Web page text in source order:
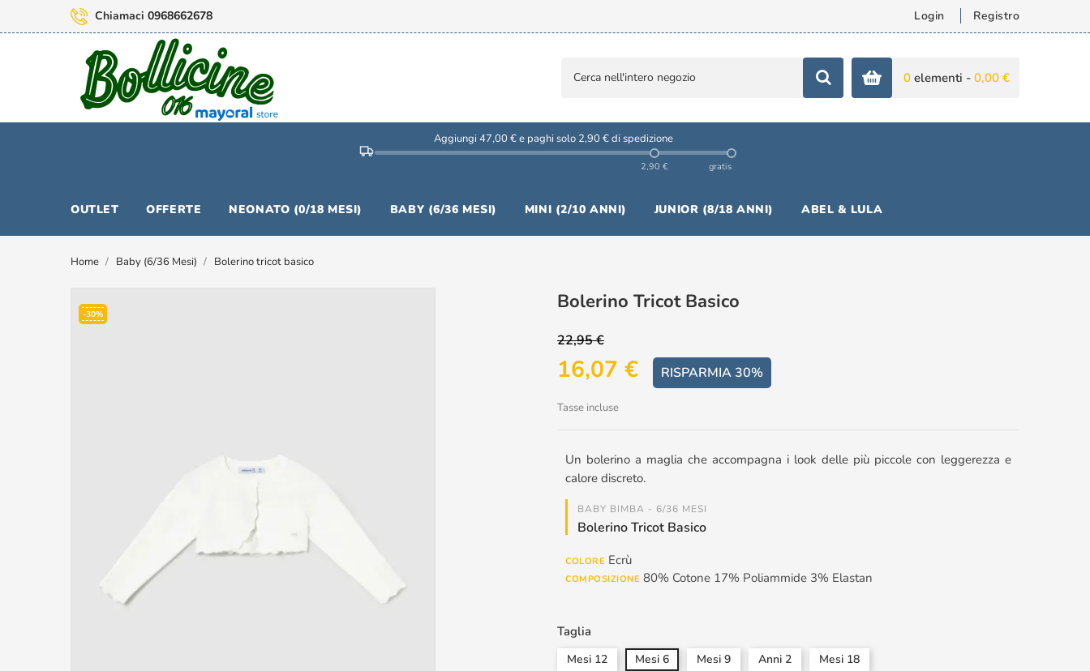
Chiamaci 0968662678 Login Registro
0 elementi - 0,00 €
Aggiungi 47,00 € e paghi solo 2,90 € di spedizione
2,90 € gratis
OUTLET OFFERTE NEONATO (0/18 MESI) BABY (6/36 MESI) MINI (2/10 ANNI) JUNIOR (8/18 ANNI) ABEL & LULA
Home Baby (6/36 Mesi) Bolerino tricot basico
-30%
Bolerino Tricot Basico
22,95 €
16,07 € RISPARMIA 30%
Tasse incluse
Un bolerino a maglia che accompagna i look delle più piccole con leggerezza e
calore discreto.
BABY BIMBA - 6/36 MESI
Bolerino Tricot Basico
COLORE Ecrù
COMPOSIZIONE 80% Cotone 17% Poliammide 3% Elastan
Taglia
Mesi 12 Mesi 6 Mesi 9 Anni 2 Mesi 18